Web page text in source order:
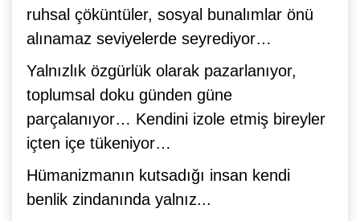
ruhsal çöküntüler, sosyal bunalımlar önü
alınamaz seviyelerde seyrediyor…
Yalnızlık özgürlük olarak pazarlanıyor,
toplumsal doku günden güne
parçalanıyor… Kendini izole etmiş bireyler
içten içe tükeniyor…
Hümanizmanın kutsadığı insan kendi
benlik zindanında yalnız...